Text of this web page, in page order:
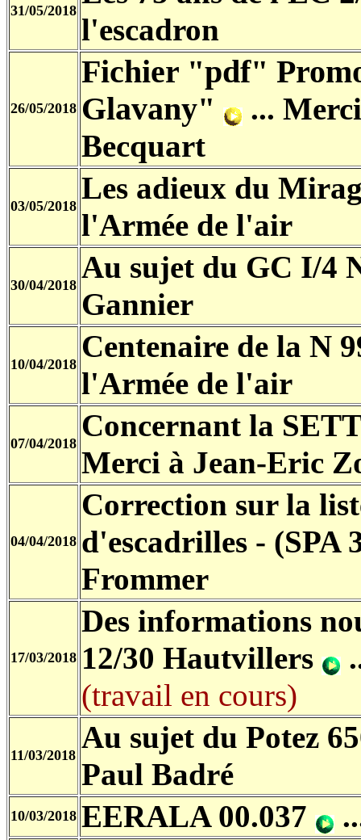
31/05/2018
l'escadron
26/05/2018
Fichier "pdf"
Glavany"
...
Becquart
03/05/2018 Les adieux du
l'Armée de l'air
30/04/2018 Au sujet du GC I/4
Gannier
10/04/2018 Centenaire de la N
l'Armée de l'air
07/04/2018 Concernant la
Merci à Jean-Eric
04/04/2018
Correction sur la
d'escadrilles - (SPA
Frommer
17/03/2018
Des informations
12/30 Hautvillers
(travail en cours)
11/03/2018 Au sujet du Potez
Paul Badré
10/03/2018 EERALA 00.037